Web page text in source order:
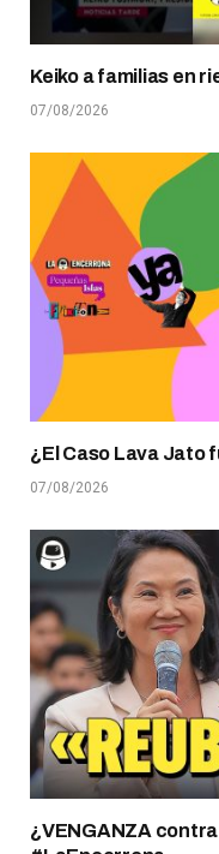
Keiko a familias en
07/08/2026
¿El Caso Lava Jato
07/08/2026
¿VENGANZA